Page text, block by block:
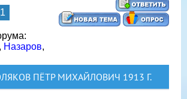
1
Назаров,
ПЁТР МИХАЙЛОВИЧ 1913 Г.